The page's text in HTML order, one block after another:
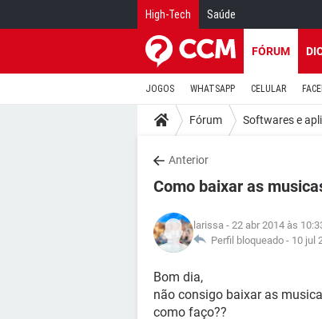
High-Tech Saúde
FÓRUM
JOGOS WHATSAPP CELULAR
Fórum Softwares e
Anterior
Como baixar as
larissa - 22 abr 2014 às
Perfil bloqueado - 10 jul
Bom dia,
não consigo baixar as
como faço??